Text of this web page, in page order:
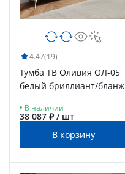
4.47(19)
Тумба ТВ Оливия ОЛ-05
белый бриллиант/бланж
В наличии
38 087 ₽ / шт
В корзину